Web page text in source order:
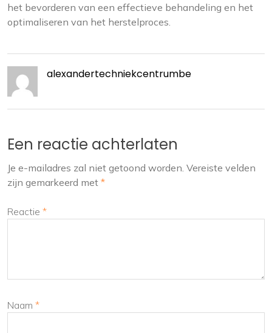
het bevorderen van een effectieve behandeling en het
optimaliseren van het herstelproces.
alexandertechniekcentrumbe
Een reactie achterlaten
Je e-mailadres zal niet getoond worden. Vereiste velden
zijn gemarkeerd met *
Reactie *
Naam *